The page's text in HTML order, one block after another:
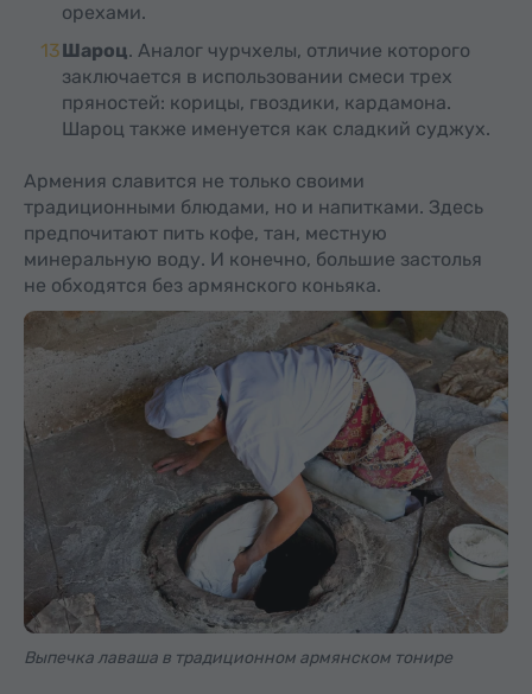
орехами.
Шароц. Аналог чурчхелы, отличие которого
заключается в использовании смеси трех
пряностей: корицы, гвоздики, кардамона.
Шароц также именуется как сладкий суджух.
Армения славится не только своими
традиционными блюдами, но и напитками. Здесь
предпочитают пить кофе, тан, местную
минеральную воду. И конечно, большие застолья
не обходятся без армянского коньяка.
Выпечка лаваша в традиционном армянском тонире